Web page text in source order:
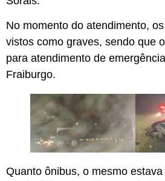
No momento do atendimento,
vistos como graves, sendo que
para atendimento de
Fraiburgo.
Quanto ônibus, o mesmo